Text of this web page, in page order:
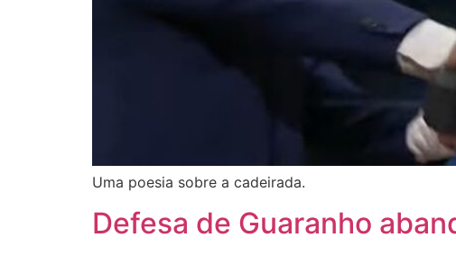
Uma poesia sobre a cadeirada.
Defesa de Guaranho